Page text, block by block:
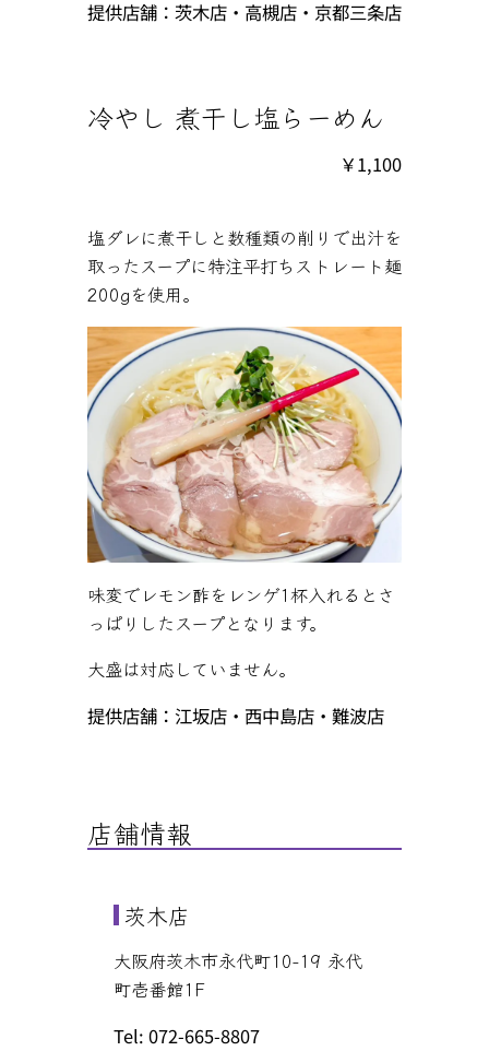
提供店舗：茨木店・高槻店・京都三条店
冷やし 煮干し塩らーめん
￥1,100
塩ダレに煮干しと数種類の削りで出汁を
取ったスープに特注平打ちストレート麺
200gを使用。
味変でレモン酢をレンゲ1杯入れるとさ
っぱりしたスープとなります。
大盛は対応していません。
提供店舗：江坂店・西中島店・難波店
店舗情報
茨木店
大阪府茨木市永代町10-19 永代
町壱番館1F
Tel: 072-665-8807